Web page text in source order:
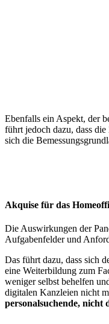
Ebenfalls ein Aspekt, der
führt jedoch dazu, dass
sich die
Akquise für das
Die Auswirkungen der
Aufgabenfelder und
Das führt dazu, dass sich
eine Weiterbildung zum
weniger selbst behelfen
digitalen Kanzleien nicht
personalsuchende, nicht